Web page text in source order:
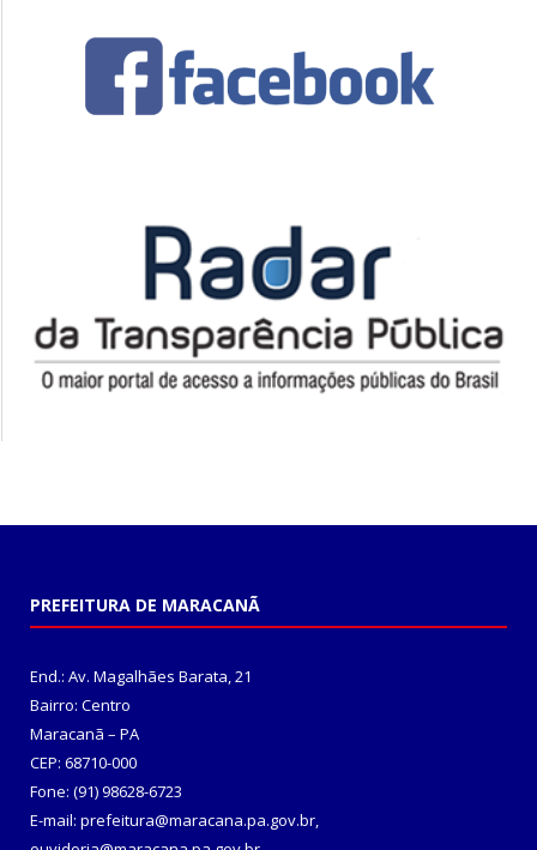
PREFEITURA DE MARACANÃ
End.: Av. Magalhães Barata, 21
Bairro: Centro
Maracanã – PA
CEP: 68710-000
Fone: (91) 98628-6723
E-mail: prefeitura@maracana.pa.gov.br,